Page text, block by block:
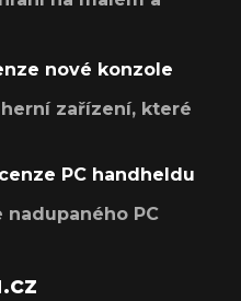
nové konzole
zařízení, které
PC handheldu
nadupaného PC